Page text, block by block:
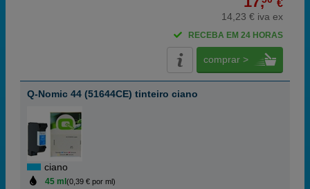
€
14,23 € iva ex
RECEBA EM 24 HORAS
comprar >
Q-Nomic 44 (51644CE) tinteiro ciano
ciano
45 ml (0,39 € por ml)